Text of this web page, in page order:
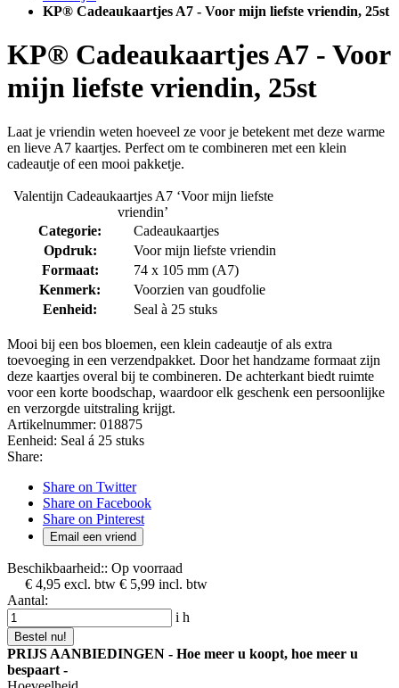
KP® Cadeaukaartjes A7 - Voor mijn liefste vriendin, 25st
KP® Cadeaukaartjes A7 - Voor
mijn liefste vriendin, 25st
Laat je vriendin weten hoeveel ze voor je betekent met deze warme
en lieve A7 kaartjes. Perfect om te combineren met een klein
cadeautje of een mooi pakketje.
Valentijn Cadeaukaartjes A7 ‘Voor mijn liefste
vriendin’
Categorie:
Cadeaukaartjes
Opdruk:
Voor mijn liefste vriendin
Formaat:
74 x 105 mm (A7)
Kenmerk:
Voorzien van goudfolie
Eenheid:
Seal à 25 stuks
Mooi bij een bos bloemen, een klein cadeautje of als extra
toevoeging in een verzendpakket. Door het handzame formaat zijn
deze kaartjes overal bij te combineren. De achterkant biedt ruimte
voor een korte boodschap, waardoor elk geschenk een persoonlijke
en verzorgde uitstraling krijgt.
Artikelnummer: 018875
Eenheid: Seal á 25 stuks
Share:
Share on Twitter
Share on Facebook
Share on Pinterest
Email een vriend
Beschikbaarheid:: Op voorraad
€ 4,95 excl. btw € 5,99 incl. btw
Aantal:
i h
Bestel nu!
PRIJS AANBIEDINGEN - Hoe meer u koopt, hoe meer u
bespaart -